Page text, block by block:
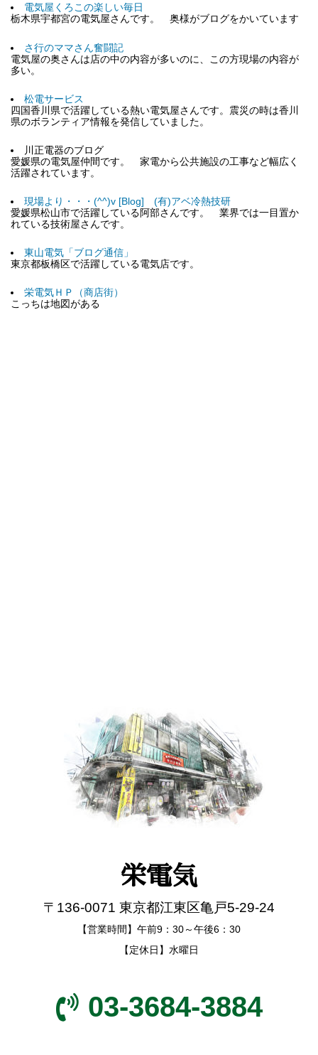
電気屋くろこの楽しい毎日
栃木県宇都宮の電気屋さんです。 奥様がブログをかいています
さ行のママさん奮闘記
電気屋の奥さんは店の中の内容が多いのに、この方現場の内容が
多い。
松電サービス
四国香川県で活躍している熱い電気屋さんです。震災の時は香川
県のボランティア情報を発信していました。
川正電器のブログ
愛媛県の電気屋仲間です。 家電から公共施設の工事など幅広く
活躍されています。
現場より・・・(^^)v [Blog] (有)アベ冷熱技研
愛媛県松山市で活躍している阿部さんです。 業界では一目置か
れている技術屋さんです。
東山電気「ブログ通信」
東京都板橋区で活躍している電気店です。
栄電気ＨＰ（商店街）
こっちは地図がある
栄電気
〒136-0071 東京都江東区亀戸5-29-24
【営業時間】午前9：30～午後6：30
【定休日】水曜日
03-3684-3884